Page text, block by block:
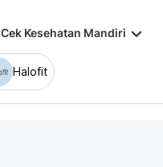
Cek Kesehatan Mandiri keyboard_arrow_down
Halofit